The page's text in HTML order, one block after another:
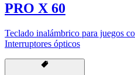
PRO X 60
Teclado inalámbrico para juegos
Interruptores ópticos